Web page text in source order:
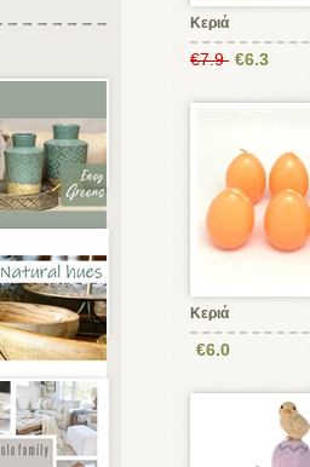
Κεριά
€7.9 €6.3
Κεριά
€6.0